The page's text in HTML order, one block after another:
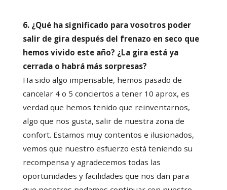
6. ¿Qué ha significado para vosotros poder
salir de gira después del frenazo en seco que
hemos vivido este año? ¿La gira está ya
cerrada o habrá más sorpresas?
Ha sido algo impensable, hemos pasado de
cancelar 4 o 5 conciertos a tener 10 aprox, es
verdad que hemos tenido que reinventarnos,
algo que nos gusta, salir de nuestra zona de
confort. Estamos muy contentos e ilusionados,
vemos que nuestro esfuerzo está teniendo su
recompensa y agradecemos todas las
oportunidades y facilidades que nos dan para